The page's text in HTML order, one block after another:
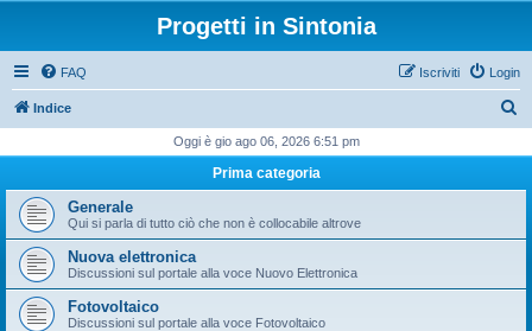
Progetti in Sintonia
FAQ Login
Iscriviti
Indice
c
Oggi è gio ago 06, 2026 6:51 pm
Prima categoria
Generale
Qui si parla di tutto ciò che non è collocabile altrove
Nuova elettronica
Discussioni sul portale alla voce Nuovo Elettronica
Fotovoltaico
Discussioni sul portale alla voce Fotovoltaico